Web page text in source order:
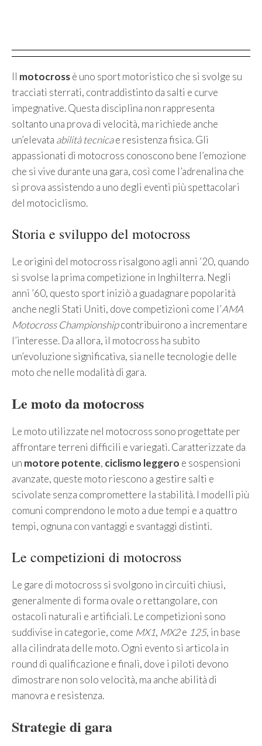
Il motocrossè uno sport motoristico che si svolge su
tracciati sterrati, contraddistinto da salti e curve
impegnative. Questa disciplina non rappresenta
soltanto una prova di velocità, ma richiede anche
un’elevata abilità tecnicae resistenza fisica. Gli
appassionati di motocross conoscono bene l’emozione
che si vive durante una gara, così come l’adrenalina che
si prova assistendo a uno degli eventi più spettacolari
del motociclismo.
Storia e sviluppo del motocross
Le origini del motocross risalgono agli anni ’20, quando
si svolse la prima competizione in Inghilterra. Negli
anni ’60, questo sport iniziò a guadagnare popolarità
anche negli Stati Uniti, dove competizioni come l’AMA
Motocross Championshipcontribuirono a incrementare
l’interesse. Da allora, il motocross ha subito
un’evoluzione significativa, sia nelle tecnologie delle
moto che nelle modalità di gara.
Le moto da motocross
Le moto utilizzate nel motocross sono progettate per
affrontare terreni difficili e variegati. Caratterizzate da
un motore potente, ciclismo leggero e sospensioni
avanzate, queste moto riescono a gestire salti e
scivolate senza compromettere la stabilità. I modelli più
comuni comprendono le moto a due tempi e a quattro
tempi, ognuna con vantaggi e svantaggi distinti.
Le competizioni di motocross
Le gare di motocross si svolgono in circuiti chiusi,
generalmente di forma ovale o rettangolare, con
ostacoli naturali e artificiali. Le competizioni sono
suddivise in categorie, come MX1, MX2e 125, in base
alla cilindrata delle moto. Ogni evento si articola in
round di qualificazione e finali, dove i piloti devono
dimostrare non solo velocità, ma anche abilità di
manovra e resistenza.
Strategie di gara